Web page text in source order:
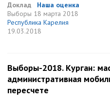
Доклад
Наша оценка
Выборы 18 марта 2018
Республика Карелия
19.03.2018
Выборы-2018. Курган:
административная
пересчете